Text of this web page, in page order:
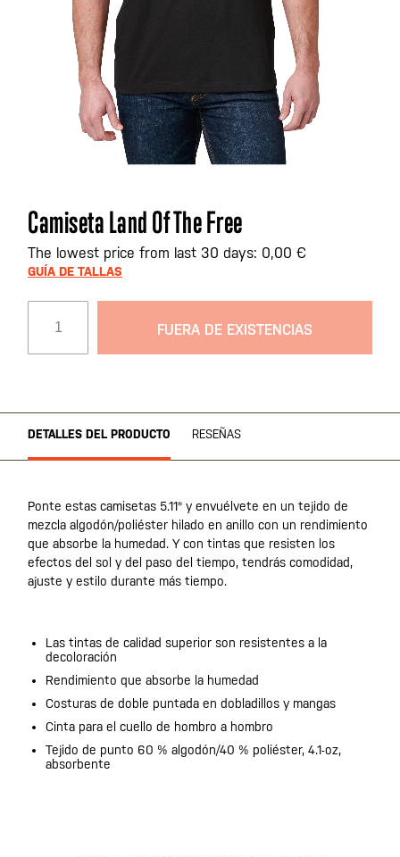
Saltar
al
comienzo
de
imágenes
Camiseta Land Of The Free
The lowest price from last 30 days: 0,00 €
GUÍA DE TALLAS
FUERA DE EXISTENCIAS
DETALLES DEL PRODUCTO RESEÑAS
Ponte estas camisetas 5.11® y envuélvete en un tejido de
mezcla algodón/poliéster hilado en anillo con un rendimiento
que absorbe la humedad. Y con tintas que resisten los
efectos del sol y del paso del tiempo, tendrás comodidad,
ajuste y estilo durante más tiempo.
Las tintas de calidad superior son resistentes a la
decoloración
Rendimiento que absorbe la humedad
Costuras de doble puntada en dobladillos y mangas
Cinta para el cuello de hombro a hombro
Tejido de punto 60 % algodón/40 % poliéster, 4.1-oz,
absorbente